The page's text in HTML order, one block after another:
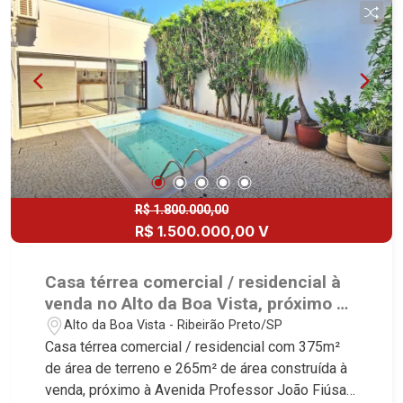
armários - 2 banheiros sociais - Sala - Cozinha
planejada - Área de serviço - Despensa - Quintal
- 3° casa - 2 dormitórios sendo 1 com armário -
Banheiro social - Sala - Cozinha - Área de serviço
Martinelli Imobiliária, referência no mercado
imobiliário desde 2000. Especialistas em Venda,
Locação e Lançamentos! Avenida João Fiúsa,
1051 - Alto da Boa Vista | Ribeirão Preto.
R$ 1.800.000,00
R$ 1.500.000,00 V
Casa térrea comercial / residencial à
venda no Alto da Boa Vista, próximo à
Avenida Professor João Fiúsa -
Ribeirão Preto/SP.
Alto da Boa Vista - Ribeirão Preto/SP
Casa térrea comercial / residencial com 375m²
de área de terreno e 265m² de área construída à
venda, próximo à Avenida Professor João Fiúsa -